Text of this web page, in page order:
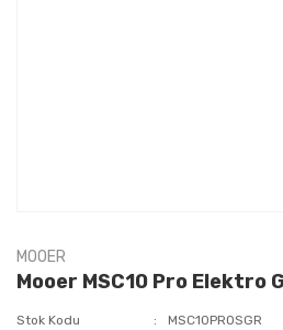
MOOER
Mooer MSC10 Pro Elektro
Stok Kodu
MSC10PROSGR